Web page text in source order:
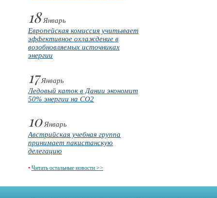
18Январь
Европейская комиссия учитывает
эффективное охлаждение в
возобновляемых источниках
энергии
17Январь
Ледовый каток в Дании экономит
50% энергии на CO2
10Январь
Австрийская учебная группа
принимает пакистанскую
делегацию
• Читать остальные новости >>